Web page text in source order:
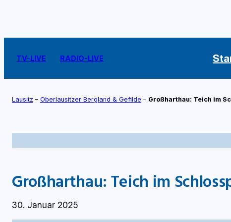
springen
TV-LIVE RADIO-LIVE
Lausitz – Oberlausitzer Bergland & Gefilde – Großharthau: Teich im
Großharthau: Teich im
30. Januar 2025